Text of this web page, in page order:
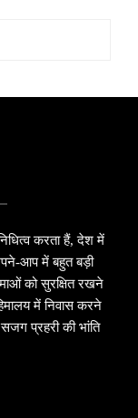
करता हैं, देश में
आप में बहुत बड़ी
को सुरक्षित रखने
में निवास करने
प्रहरी की भांति